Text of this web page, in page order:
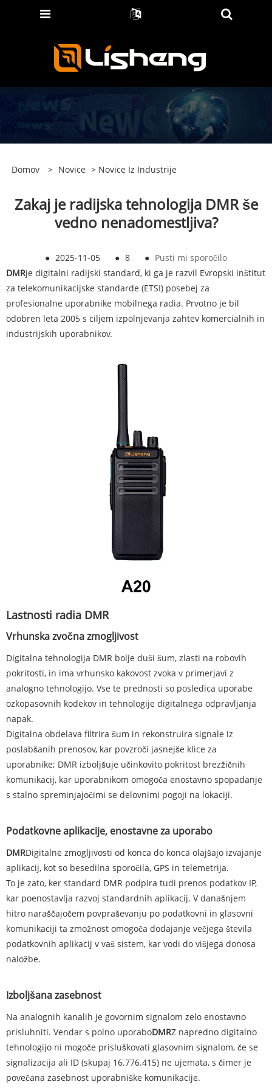
Domov > Novice > Novice Iz Industrije
Zakaj je radijska tehnologija DMR še
vedno nenadomestljiva?
● 2025-11-05 ● 8 ● Pusti mi sporočilo
DMRje digitalni radijski standard, ki ga je razvil Evropski inštitut
za telekomunikacijske standarde (ETSI) posebej za
profesionalne uporabnike mobilnega radia. Prvotno je bil
odobren leta 2005 s ciljem izpolnjevanja zahtev komercialnih in
industrijskih uporabnikov.
Lastnosti radia DMR
Vrhunska zvočna zmogljivost
Digitalna tehnologija DMR bolje duši šum, zlasti na robovih
pokritosti, in ima vrhunsko kakovost zvoka v primerjavi z
analogno tehnologijo. Vse te prednosti so posledica uporabe
ozkopasovnih kodekov in tehnologije digitalnega odpravljanja
napak.
Digitalna obdelava filtrira šum in rekonstruira signale iz
poslabšanih prenosov, kar povzroči jasnejše klice za
uporabnike; DMR izboljšuje učinkovito pokritost brezžičnih
komunikacij, kar uporabnikom omogoča enostavno spopadanje
s stalno spreminjajočimi se delovnimi pogoji na lokaciji.
Podatkovne aplikacije, enostavne za uporabo
DMRDigitalne zmogljivosti od konca do konca olajšajo izvajanje
aplikacij, kot so besedilna sporočila, GPS in telemetrija.
To je zato, ker standard DMR podpira tudi prenos podatkov IP,
kar poenostavlja razvoj standardnih aplikacij. V današnjem
hitro naraščajočem povpraševanju po podatkovni in glasovni
komunikaciji ta zmožnost omogoča dodajanje večjega števila
podatkovnih aplikacij v vaš sistem, kar vodi do višjega donosa
naložbe.
Izboljšana zasebnost
Na analognih kanalih je govornim signalom zelo enostavno
prisluhniti. Vendar s polno uporaboDMRZ napredno digitalno
tehnologijo ni mogoče prisluškovati glasovnim signalom, če se
signalizacija ali ID (skupaj 16.776.415) ne ujemata, s čimer je
povečana zasebnost uporabniške komunikacije.